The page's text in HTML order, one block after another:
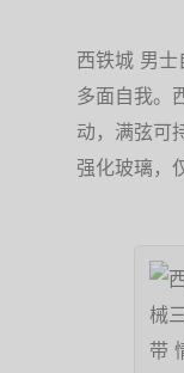
西铁城 男
多面自我。
动，满弦可
强化玻璃，